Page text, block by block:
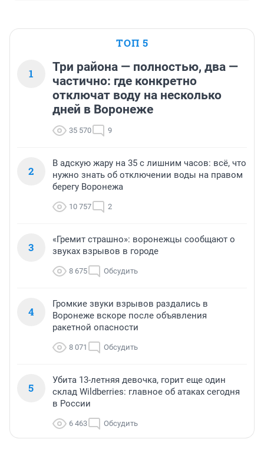
ТОП 5
1
Три района — полностью, два —
частично: где конкретно
отключат воду на несколько
дней в Воронеже
35 570 9
2
В адскую жару на 35 с лишним часов: всё, что
нужно знать об отключении воды на правом
берегу Воронежа
10 757 2
3
«Гремит страшно»: воронежцы сообщают о
звуках взрывов в городе
8 675 Обсудить
4
Громкие звуки взрывов раздались в
Воронеже вскоре после объявления
ракетной опасности
8 071 Обсудить
5
Убита 13-летняя девочка, горит еще один
склад Wildberries: главное об атаках сегодня
в России
6 463 Обсудить